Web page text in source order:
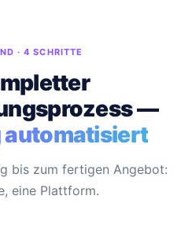
· 4 SCHRITTE
—
bis zum fertigen Angebot:
eine Plattform.